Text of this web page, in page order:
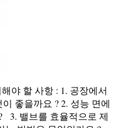
야 할 사항 : 1. 공장에서
좋을까요 ? 2. 성능 면에
3. 밸브를 효율적으로 제